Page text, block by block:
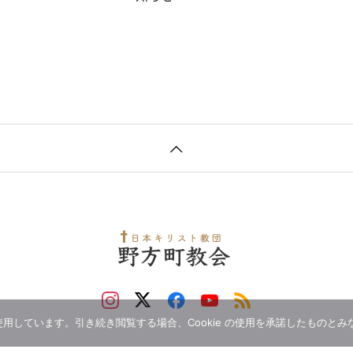
しています。引き続き閲覧する場合、Cookie の使用を承諾したものとみ